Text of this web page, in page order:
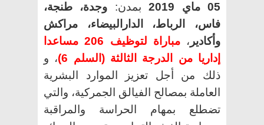
05 ماي 2019
بمدن: وجدة، طنجة،
فاس، الرباط، الدارالبيضاء، مراكش
وأكادير ،
مباراة لتوظيف 206 مساعدا
إداريا من الدرجة الثالثة (السلم 6)
، و
ذلك من أجل تعزيز الموارد البشرية
العاملة بمصالح الفيالق الجمركية، والتي
تضطلع بمهام الحراسة والمراقبة